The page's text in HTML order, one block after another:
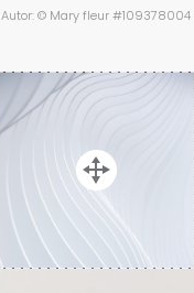
Autor: © Mary fleur #109378004